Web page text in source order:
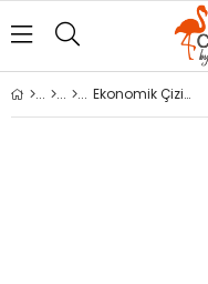
Ekonomik Çizim Masası